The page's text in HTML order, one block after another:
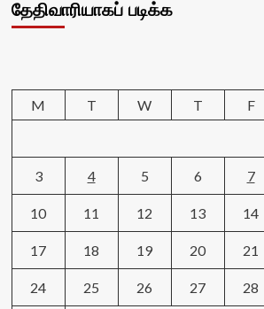
தேதிவாரியாகப் படிக்க
M
T W T F
3 4 5 6 7
10 11 12 13 14
17 18 19 20 21
24 25 26 27 28